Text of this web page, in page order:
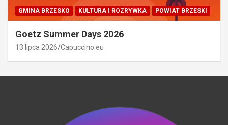
GMINA BRZESKO KULTURA I ROZRYWKA POWIAT BRZESKI
Goetz Summer Days 2026
13 lipca 2026 Capuccino.eu